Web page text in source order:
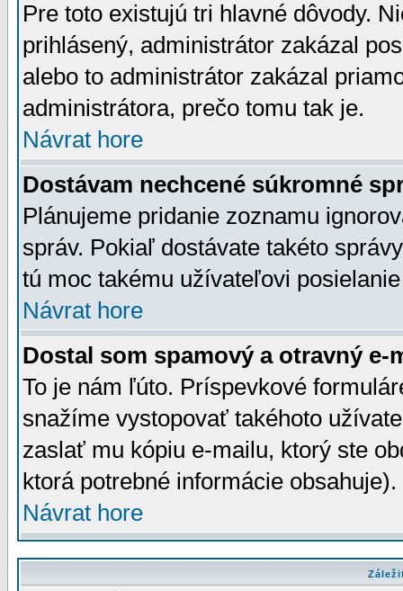
Pre toto existujú tri hlavné dôvody.
prihlásený, administrátor zakázal
alebo to administrátor zakázal
administrátora, prečo tomu tak je.
Návrat hore
Dostávam nechcené súkromné
Plánujeme pridanie zoznamu
správ. Pokiaľ dostávate takéto
tú moc takému užívateľovi
Návrat hore
Dostal som spamový a otravný e-
To je nám ľúto. Príspevkové
snažíme vystopovať takéhoto
zaslať mu kópiu e-mailu, ktorý ste
ktorá potrebné informácie
Návrat hore